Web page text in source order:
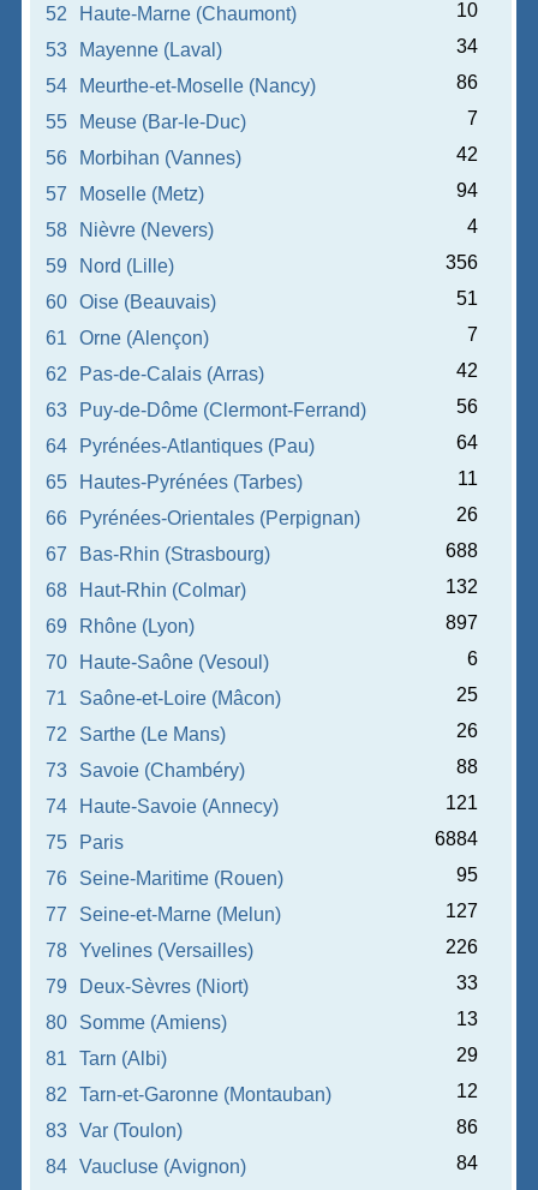
52
Haute-Marne (Chaumont)
10
53
Mayenne (Laval)
34
54
Meurthe-et-Moselle (Nancy)
86
55
Meuse (Bar-le-Duc)
7
56
Morbihan (Vannes)
42
57
Moselle (Metz)
94
58
Nièvre (Nevers)
4
59
Nord (Lille)
356
60
Oise (Beauvais)
51
61
Orne (Alençon)
7
62
Pas-de-Calais (Arras)
42
63
Puy-de-Dôme (Clermont-Ferrand)
56
64
Pyrénées-Atlantiques (Pau)
64
65
Hautes-Pyrénées (Tarbes)
11
66
Pyrénées-Orientales (Perpignan)
26
67
Bas-Rhin (Strasbourg)
688
68
Haut-Rhin (Colmar)
132
69
Rhône (Lyon)
897
70
Haute-Saône (Vesoul)
6
71
Saône-et-Loire (Mâcon)
25
72
Sarthe (Le Mans)
26
73
Savoie (Chambéry)
88
74
Haute-Savoie (Annecy)
121
75
Paris
6884
76
Seine-Maritime (Rouen)
95
77
Seine-et-Marne (Melun)
127
78
Yvelines (Versailles)
226
79
Deux-Sèvres (Niort)
33
80
Somme (Amiens)
13
81
Tarn (Albi)
29
82
Tarn-et-Garonne (Montauban)
12
83
Var (Toulon)
86
84
Vaucluse (Avignon)
84